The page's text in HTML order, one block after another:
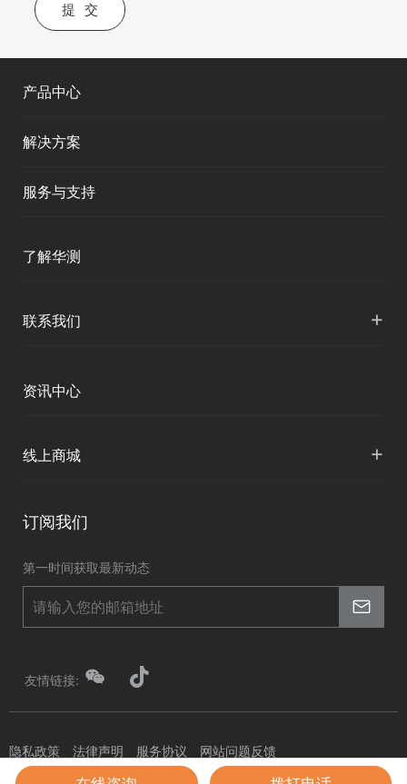
提交
产品中心
解决方案
服务与支持
了解华测
投资者关系
联系我们 +
申请成为伙伴
资讯中心
线上商城 +
订阅我们
第一时间获取最新动态
友情链接:
隐私政策 法律声明 服务协议 网站问题反馈